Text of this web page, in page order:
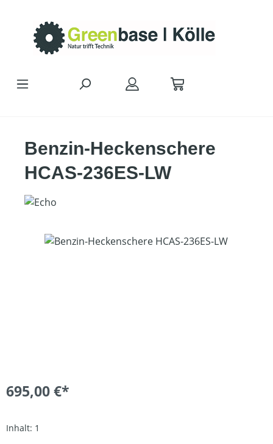
Benzin-Heckenschere
HCAS-236ES-LW
Bildergalerie überspringen
695,00 €*
Inhalt: 1